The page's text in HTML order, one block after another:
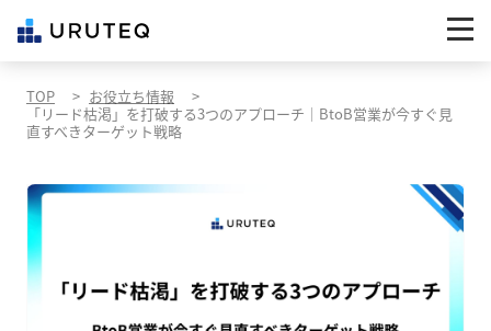
TOP
お役立ち情報
「リード枯渇」を打破する3つのアプローチ｜BtoB営業が今すぐ見
直すべきターゲット戦略